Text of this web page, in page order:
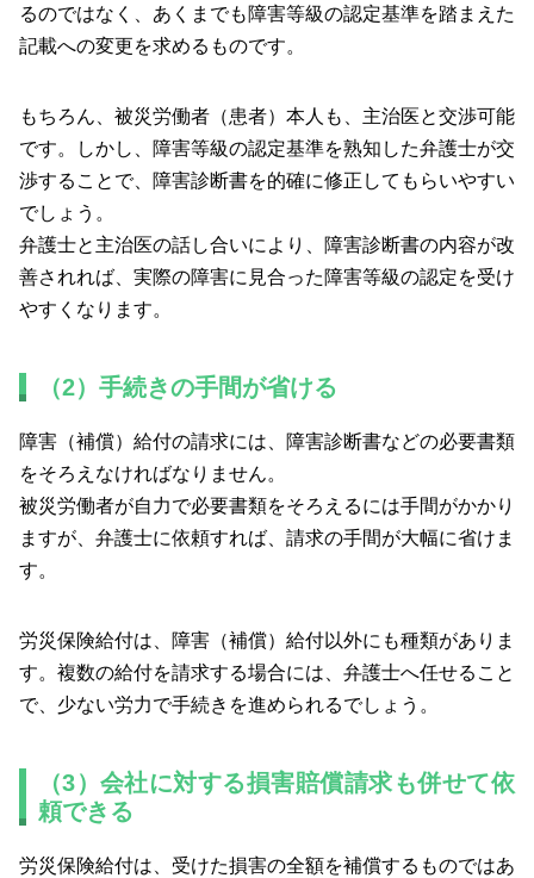
るのではなく、あくまでも障害等級の認定基準を踏まえた
記載への変更を求めるものです。
もちろん、被災労働者（患者）本人も、主治医と交渉可能
です。しかし、障害等級の認定基準を熟知した弁護士が交
渉することで、障害診断書を的確に修正してもらいやすい
でしょう。
弁護士と主治医の話し合いにより、障害診断書の内容が改
善されれば、実際の障害に見合った障害等級の認定を受け
やすくなります。
（2）手続きの手間が省ける
障害（補償）給付の請求には、障害診断書などの必要書類
をそろえなければなりません。
被災労働者が自力で必要書類をそろえるには手間がかかり
ますが、弁護士に依頼すれば、請求の手間が大幅に省けま
す。
労災保険給付は、障害（補償）給付以外にも種類がありま
す。複数の給付を請求する場合には、弁護士へ任せること
で、少ない労力で手続きを進められるでしょう。
（3）会社に対する損害賠償請求も併せて依
頼できる
労災保険給付は、受けた損害の全額を補償するものではあ